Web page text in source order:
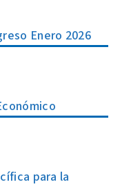
Enero 2026
para la